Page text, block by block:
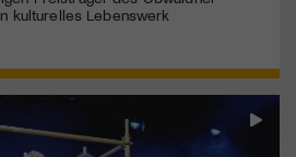
kulturelles Lebenswerk